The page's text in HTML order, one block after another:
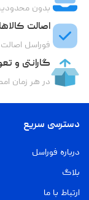
بدون
اصالت کالاها
فوراسل
گارانتی و
در هر زمان
دسترسی سریع
درباره فوراسل
بلاگ
ارتباط با ما